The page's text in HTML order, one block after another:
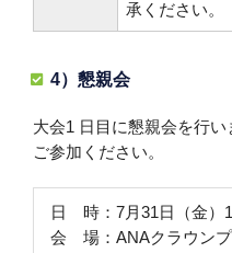
承ください。
4）懇親会
大会1 日目に懇親会を行
ご参加ください。
日 時：7月31日（金）
会 場：ANAクラウン